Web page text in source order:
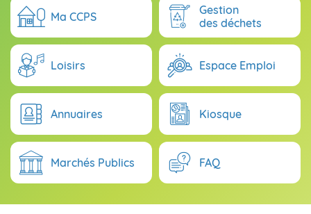
Ma CCPS
Gestion
des déchets
Loisirs Espace Emploi
Annuaires Kiosque
Marchés Publics FAQ